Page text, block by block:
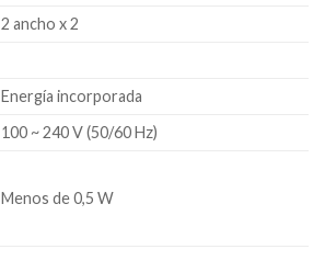
2 ancho x 2
Energía incorporada
100 ~ 240 V (50/60 Hz)
Menos de 0,5 W